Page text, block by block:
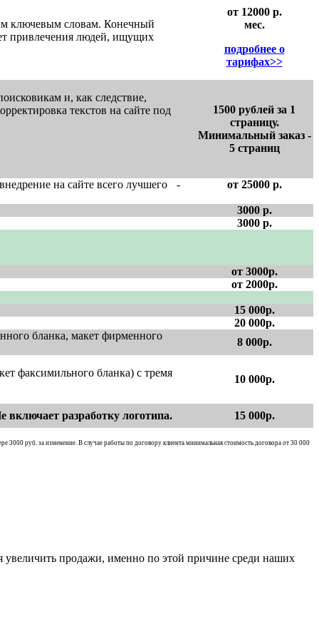
ключевым словам. Конечный
привлечения людей, ищущих
от 12000 р.
мес.
подробнее о
тарифах>>
и, как следствие,
текстов на сайте под
1500 рублей за 1
страницу.
Минимальный заказ -
5 страниц
на сайте всего лучшего - от 25000 р.
3000 р.
3000 р.
от 3000р.
от 2000р.
15 000р.
20 000р.
бланка, макет фирменного
8 000р.
факсимильного бланка) с тремя
10 000р.
включает разработку логотипа. 15 000р.
3000 руб. за изменение. В случае работы по договору клиента минимальная стоимость договора от 30 000
увеличить продажи, именно по этой причине среди наших